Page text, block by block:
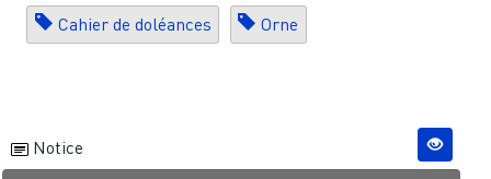
Cahier de doléances Orne
Notice